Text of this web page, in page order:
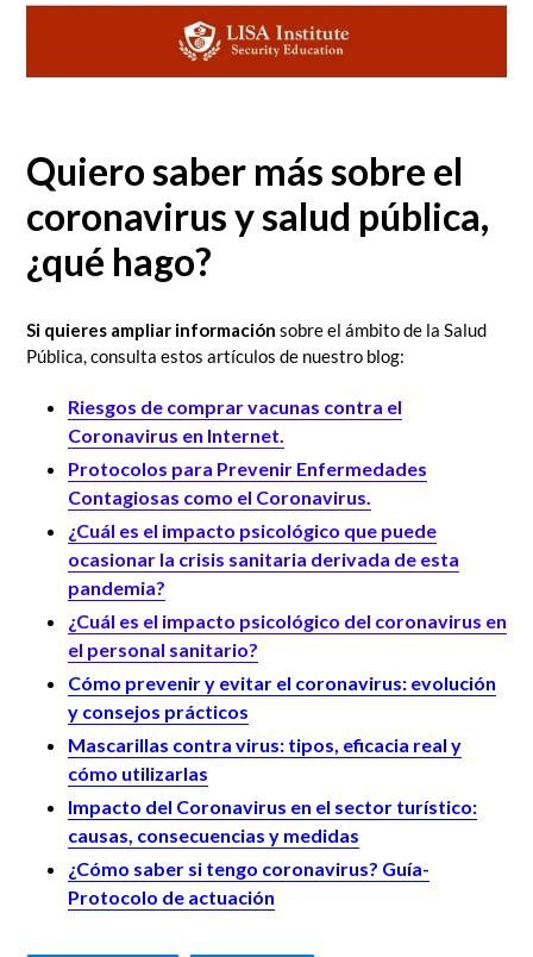
Quiero saber más sobre el
coronavirus y salud pública,
¿qué hago?
Si quieres ampliar información sobre el ámbito de la Salud
Pública, consulta estos artículos de nuestro blog:
Riesgos de comprar vacunas contra el
Coronavirus en Internet.
Protocolos para Prevenir Enfermedades
Contagiosas como el Coronavirus.
¿Cuál es el impacto psicológico que puede
ocasionar la crisis sanitaria derivada de esta
pandemia?
¿Cuál es el impacto psicológico del coronavirus en
el personal sanitario?
Cómo prevenir y evitar el coronavirus: evolución
y consejos prácticos
Mascarillas contra virus: tipos, eficacia real y
cómo utilizarlas
Impacto del Coronavirus en el sector turístico:
causas, consecuencias y medidas
¿Cómo saber si tengo coronavirus? Guía-
Protocolo de actuación